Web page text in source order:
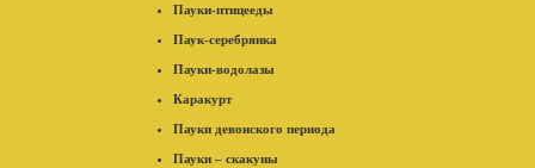
Пауки-птицееды
Паук-серебрянка
Пауки-водолазы
Каракурт
Пауки девонского периода
Пауки – скакуны